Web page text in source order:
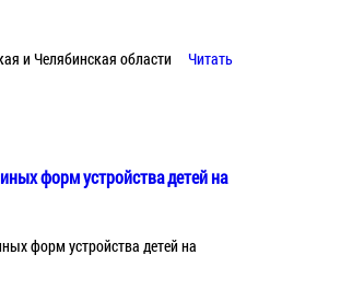
и Челябинская области
Читать
форм устройства детей на
форм устройства детей на